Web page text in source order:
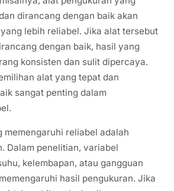
dirancang dengan baik akan
lebih reliabel. Jika alat tersebut
dengan baik, hasil yang
konsisten dan sulit dipercaya.
alat yang tepat dan
sangat penting dalam
memengaruhi reliabel adalah
Dalam penelitian, variabel
kelembapan, atau gangguan
hasil pengukuran. Jika